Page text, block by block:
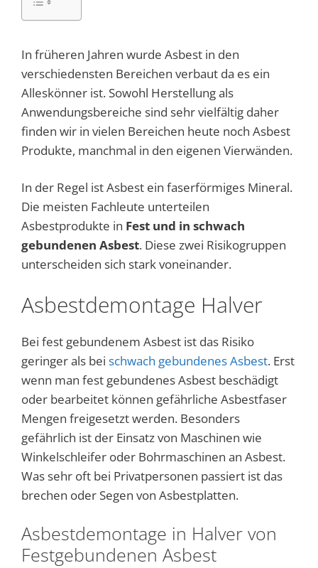
In früheren Jahren wurde Asbest in den
verschiedensten Bereichen verbaut da es ein
Alleskönner ist. Sowohl Herstellung als
Anwendungsbereiche sind sehr vielfältig daher
finden wir in vielen Bereichen heute noch Asbest
Produkte, manchmal in den eigenen Vierwänden.
In der Regel ist Asbest ein faserförmiges Mineral.
Die meisten Fachleute unterteilen
Asbestprodukte in Fest und in schwach
gebundenen Asbest. Diese zwei Risikogruppen
unterscheiden sich stark voneinander.
Asbestdemontage Halver
Bei fest gebundenem Asbest ist das Risiko
geringer als bei schwach gebundenes Asbest. Erst
wenn man fest gebundenes Asbest beschädigt
oder bearbeitet können gefährliche Asbestfaser
Mengen freigesetzt werden. Besonders
gefährlich ist der Einsatz von Maschinen wie
Winkelschleifer oder Bohrmaschinen an Asbest.
Was sehr oft bei Privatpersonen passiert ist das
brechen oder Segen von Asbestplatten.
Asbestdemontage in Halver von
Festgebundenen Asbest